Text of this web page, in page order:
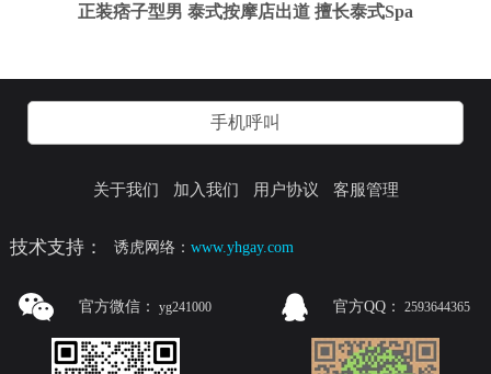
正装痞子型男 泰式按摩店出道 擅长泰式Spa
手机呼叫
关于我们 加入我们 用户协议 客服管理
技术支持： 诱虎网络：www.yhgay.com
官方微信： yg241000 官方QQ： 2593644365